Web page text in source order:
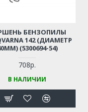
БЕНЗОПИЛЫ
142 (ДИАМЕТР
(5300694-54)
708р.
В НАЛИЧИИ